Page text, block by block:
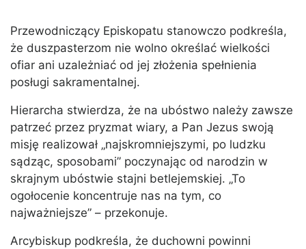
Przewodniczący Episkopatu stanowczo podkreśla,
że duszpasterzom nie wolno określać wielkości
ofiar ani uzależniać od jej złożenia spełnienia
posługi sakramentalnej.
Hierarcha stwierdza, że na ubóstwo należy zawsze
patrzeć przez pryzmat wiary, a Pan Jezus swoją
misję realizował „najskromniejszymi, po ludzku
sądząc, sposobami” poczynając od narodzin w
skrajnym ubóstwie stajni betlejemskiej. „To
ogołocenie koncentruje nas na tym, co
najważniejsze” – przekonuje.
Arcybiskup podkreśla, że duchowni powinni